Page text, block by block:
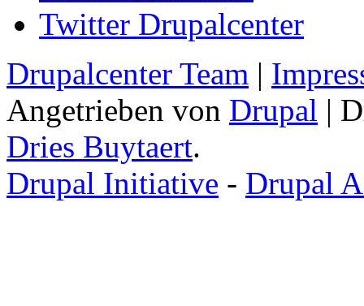
Twitter Drupalcenter
Drupalcenter Team |
Angetrieben von Drupal |
Dries Buytaert.
Drupal Initiative - Drupal